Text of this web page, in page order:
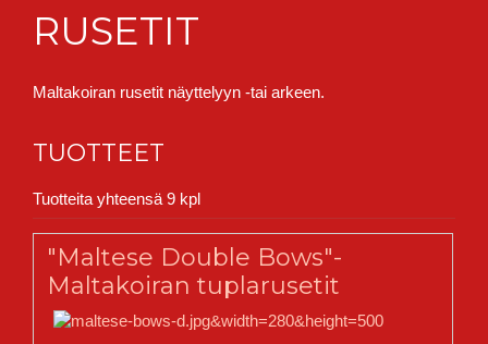
RUSETIT
Maltakoiran rusetit näyttelyyn -tai arkeen.
TUOTTEET
Tuotteita yhteensä 9 kpl
"Maltese Double Bows"-
Maltakoiran tuplarusetit